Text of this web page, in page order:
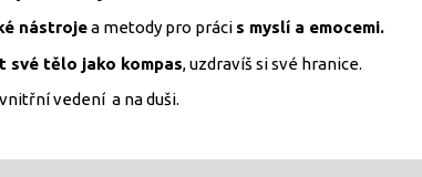
nástrojea metody pro práci s myslí a emocemi.
své tělo jako kompas, uzdravíš si své hranice.
vedení a na duši.